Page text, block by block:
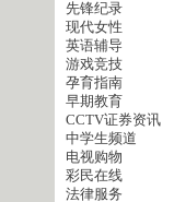
先锋纪录
现代女性
英语辅导
游戏竞技
孕育指南
早期教育
CCTV证券资讯
中学生频道
电视购物
彩民在线
法律服务